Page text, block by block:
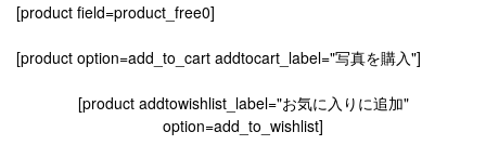
[product field=product_free0]
[product option=add_to_cart addtocart_label="写真を購入"]
[product addtowishlist_label="お気に入りに追加"
option=add_to_wishlist]